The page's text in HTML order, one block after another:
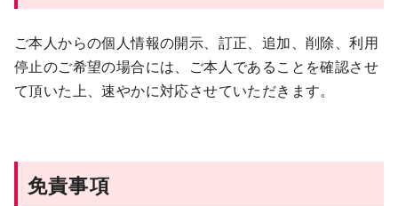
ご本人からの個人情報の開示、訂正、追加、削除、利用
停止のご希望の場合には、ご本人であることを確認させ
て頂いた上、速やかに対応させていただきます。
免責事項